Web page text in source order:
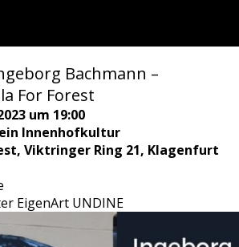
Bachmann –
For Forest
um 19:00
Innenhofkultur
Viktringer Ring 21, Klagenfurt
EigenArt UNDINE